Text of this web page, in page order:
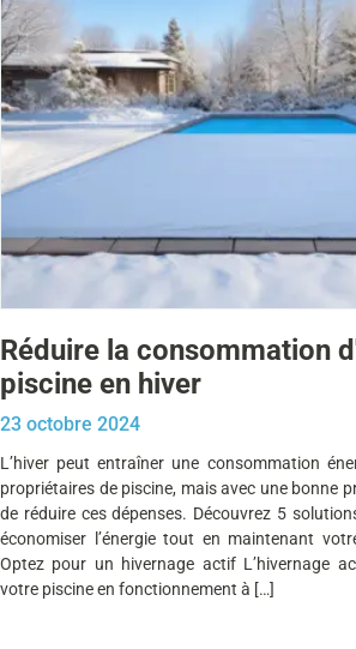
Réduire la consommation
piscine en hiver
23 octobre 2024
L’hiver peut entraîner une consommation
propriétaires de piscine, mais avec une bonne
de réduire ces dépenses. Découvrez 5
économiser l’énergie tout en maintenant
Optez pour un hivernage actif L’hivernage
votre piscine en fonctionnement à […]